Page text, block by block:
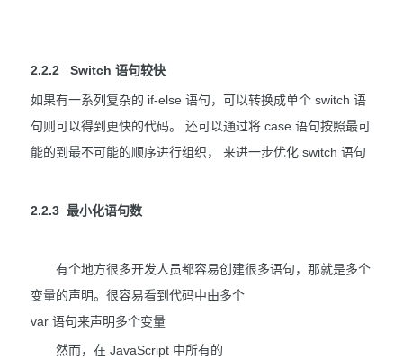
2.2.2 Switch 语句较快
如果有一系列复杂的 if-else 语句，可以转换成单个 switch 语
句则可以得到更快的代码。 还可以通过将 case 语句按照最可
能的到最不可能的顺序进行组织， 来进一步优化 switch 语句
2.2.3 最小化语句数
有个地方很多开发人员都容易创建很多语句，那就是多个
变量的声明。很容易看到代码中由多个
var 语句来声明多个变量
然而，在 JavaScript 中所有的